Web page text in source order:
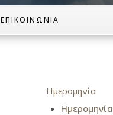
ΕΠΙΚΟΙΝΩΝΊΑ
Ημερομηνία
Ημερομηνία